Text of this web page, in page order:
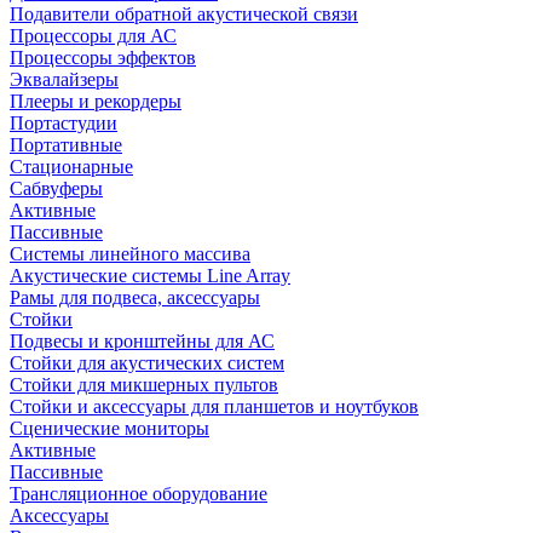
Подавители обратной акустической связи
Процессоры для АС
Процессоры эффектов
Эквалайзеры
Плееры и рекордеры
Портастудии
Портативные
Стационарные
Сабвуферы
Активные
Пассивные
Системы линейного массива
Акустические системы Line Array
Рамы для подвеса, аксессуары
Стойки
Подвесы и кронштейны для АС
Стойки для акустических систем
Стойки для микшерных пультов
Стойки и аксессуары для планшетов и ноутбуков
Сценические мониторы
Активные
Пассивные
Трансляционное оборудование
Аксессуары